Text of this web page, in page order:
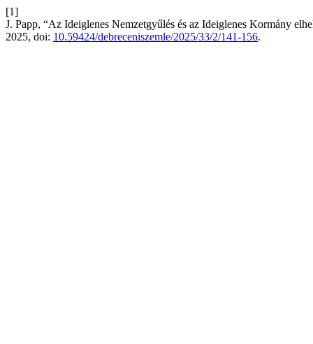
[1]
J. Papp, “Az Ideiglenes Nemzetgyűlés és az Ideiglenes Kormány
2025, doi: 10.59424/debreceniszemle/2025/33/2/141-156.